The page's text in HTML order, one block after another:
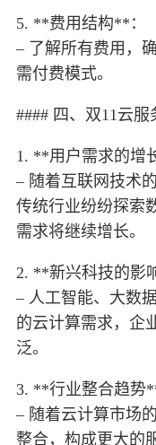
5. **费用结构**：
– 了解所有费用，
需付费模式。
#### 四、双11云
1. **用户需求的增
– 随着互联网技术
传统行业纷纷探索
需求将继续增长。
2. **新兴科技的影
– 人工智能、大数
的云计算需求，企
泛。
3. **行业整合趋势
– 随着云计算市场
整合，构成更大的